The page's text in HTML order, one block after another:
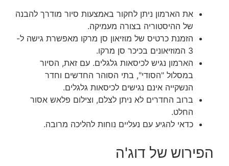
את הארמון ניתן לחקור באמצעות סיור מודרך להבנה
של ההיסטוריה בצורה מעמיקה.
הזמנת כרטיס של מוזיאון סן מרקו מאפשרת גישה ל-
3 המוזיאונים בכיכר סן מרקו.
הארמון נגיש לכיסאות גלגלים. עם זאת, הסיור
במסלול "הסודי", בתי הסוהר החדשים וחדר
הנשקייה אינם נגישים לכיסאות גלגלים.
ברוב החדרים לא ניתן לצלם, וצילום פלאש אסור
החלט.
כדאי להגיע עם נעליים נוחות להליכה מרובה.
הפירוש של דוג'ה